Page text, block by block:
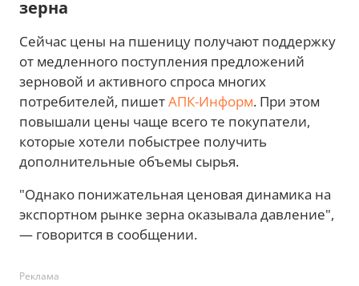
зерна
Сейчас цены на пшеницу получают поддержку
от медленного поступления предложений
зерновой и активного спроса многих
потребителей, пишетАПК-Информ. При этом
повышали цены чаще всего те покупатели,
которые хотели побыстрее получить
дополнительные объемы сырья.
"Однако понижательная ценовая динамика на
экспортном рынке зерна оказывала давление",
— говорится в сообщении.
Реклама